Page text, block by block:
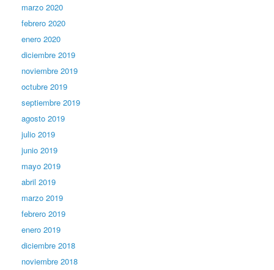
marzo 2020
febrero 2020
enero 2020
diciembre 2019
noviembre 2019
octubre 2019
septiembre 2019
agosto 2019
julio 2019
junio 2019
mayo 2019
abril 2019
marzo 2019
febrero 2019
enero 2019
diciembre 2018
noviembre 2018